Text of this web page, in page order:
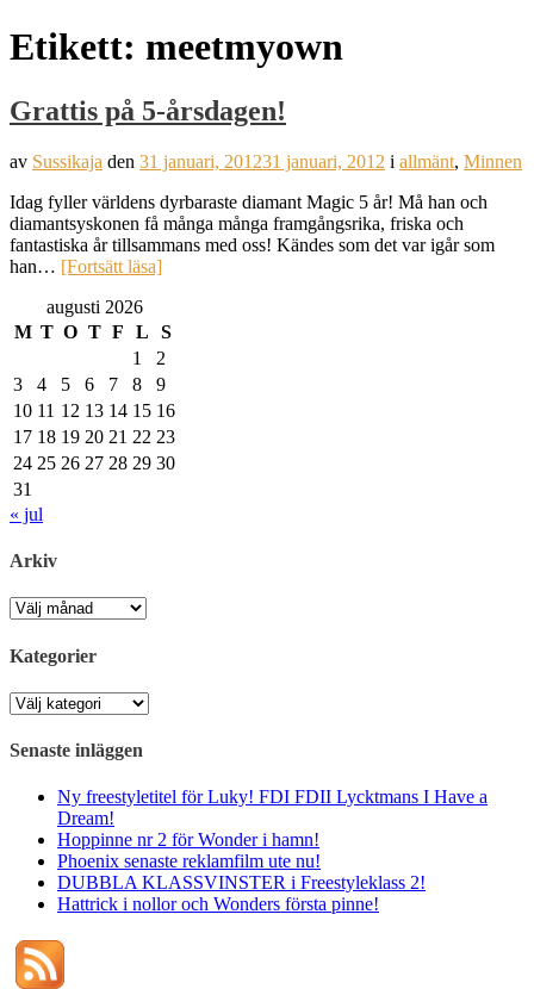
Etikett: meetmyown
Grattis på 5-årsdagen!
av Sussikaja den 31 januari, 201231 januari, 2012 i allmänt, Minnen
Idag fyller världens dyrbaraste diamant Magic 5 år! Må han och
diamantsyskonen få många många framgångsrika, friska och
fantastiska år tillsammans med oss! Kändes som det var igår som
han… [Fortsätt läsa]
augusti 2026
M T O T F L
S
1
2
3
4 5 6 7 8
9
10 11 12 13 14 15 16
17 18 19 20 21 22 23
24 25 26 27 28 29 30
31
« jul
Arkiv
Arkiv
Kategorier
Kategorier
Senaste inläggen
Ny freestyletitel för Luky! FDI FDII Lycktmans I Have a
Dream!
Hoppinne nr 2 för Wonder i hamn!
Phoenix senaste reklamfilm ute nu!
DUBBLA KLASSVINSTER i Freestyleklass 2!
Hattrick i nollor och Wonders första pinne!